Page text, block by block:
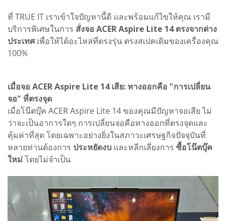
ที่ TRUE IT เราเข้าใจปัญหานี้ดี และพร้อมแก้ไขให้คุณ เรามี
บริการพิเศษในการ สั่งจอ ACER Aspire Lite 14 ตรงจากต่าง
ประเทศเพื่อให้ได้อะไหล่ที่ตรงรุ่น ตรงสเปคเดิมของเครื่องคุณ
100%
เมื่อจอ ACER Aspire Lite 14 เสีย: ทางออกคือ "การเปลี่ยน
จอ" ที่ตรงจุด
เมื่อโน๊ตบุ๊ค ACER Aspire Lite 14 ของคุณมีปัญหาจอเสีย ไม่
ว่าจะเป็นอาการใดๆ การเปลี่ยนจอคือทางออกที่ตรงจุดและ
คุ้มค่าที่สุด โดยเฉพาะอย่างยิ่งในสภาวะเศรษฐกิจปัจจุบันที่
หลายท่านต้องการ ประหยัดงบ และหลีกเลี่ยงการ ซื้อโน๊ตบุ๊ค
ใหม่โดยไม่จำเป็น